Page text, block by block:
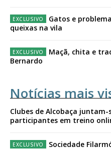
Gatos e
queixas na vila
Maçã, chita e
Bernardo
Notícias mais
Clubes de Alcobaça
participantes em treino
Sociedade